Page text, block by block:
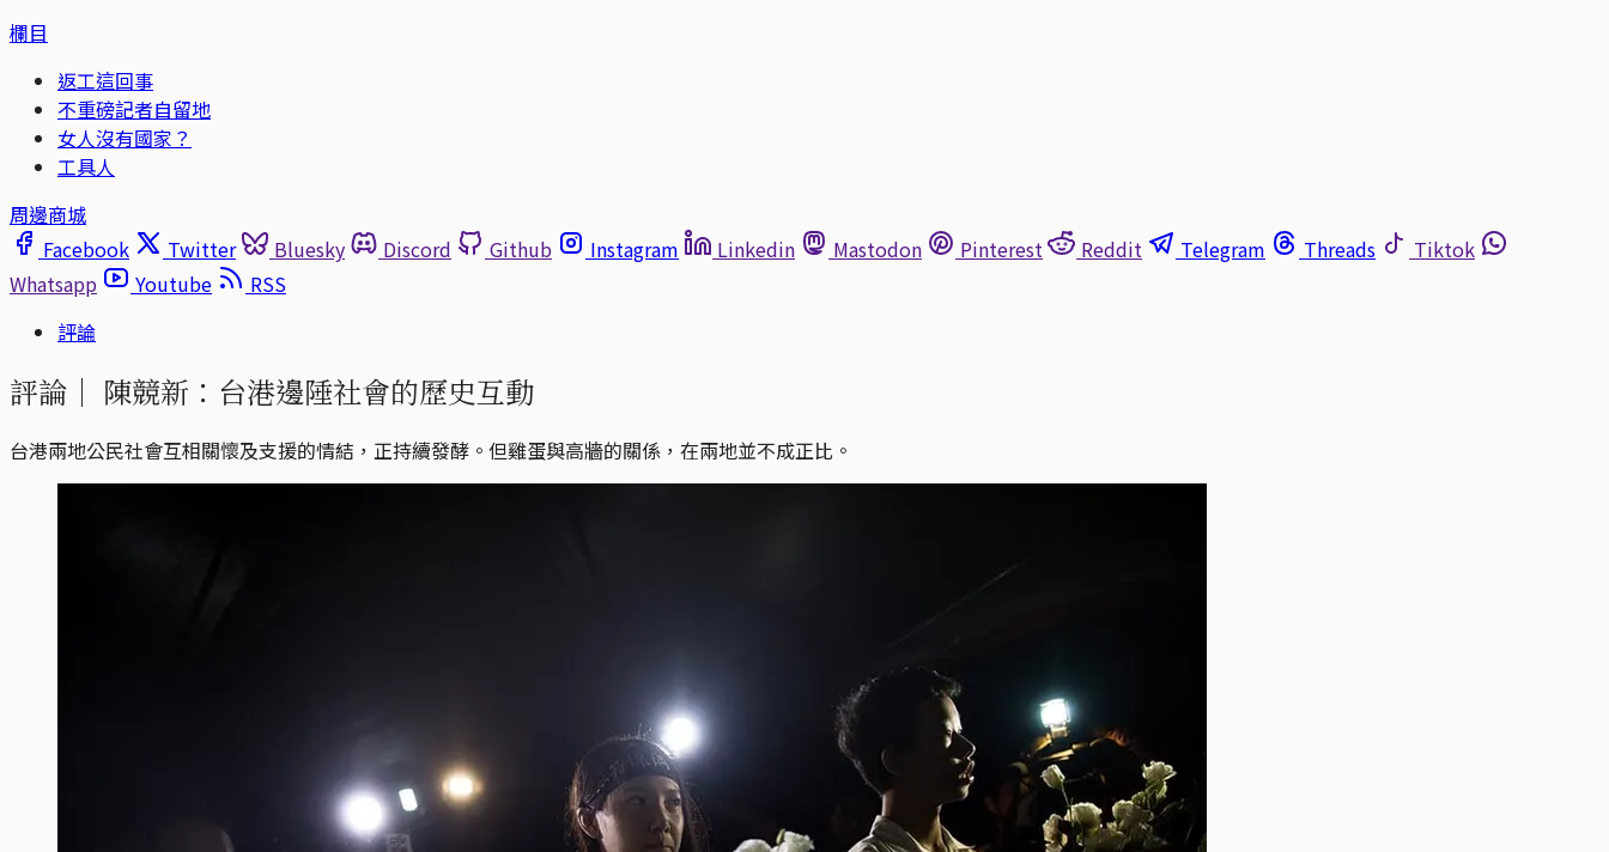
欄目
返工這回事
不重磅記者自留地
女人沒有國家？
工具人
周邊商城
Facebook
Twitter Bluesky Discord Github Instagram Linkedin Mastodon Pinterest Reddit Telegram Threads
Tiktok
Whatsapp
Youtube
RSS
評論
評論｜ 陳競新：台港邊陲社會的歷史互動
台港兩地公民社會互相關懷及支援的情結，正持續發酵。但雞蛋與高牆的關係，在兩地並不成正比。